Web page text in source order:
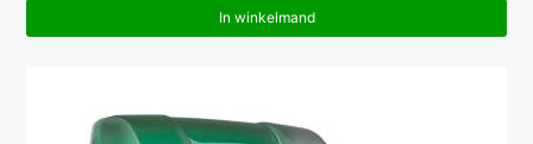
In winkelmand